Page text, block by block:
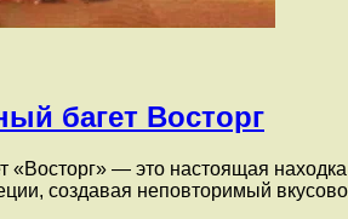
багет Восторг
— это настоящая
создавая неповторимый